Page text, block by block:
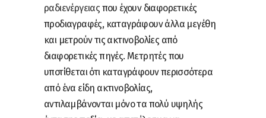
ραδιενέργειας που έχουν διαφορετικές
προδιαγραφές, καταγράφουν άλλα μεγέθη
και μετρούν τις ακτινοβολίες από
διαφορετικές πηγές. Μετρητές που
υποτίθεται ότι καταγράφουν περισσότερα
από ένα είδη ακτινοβολίας,
αντιλαμβάνονται μόνο τα πολύ υψηλής